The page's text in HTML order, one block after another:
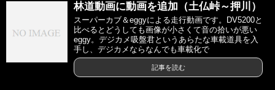
林道動画に動画を追加（土仏峠～押川）
スーパーカブ＆eggyによる走行動画です。DV5200と
比べるとどうしても画像が小さくて音の拾いが悪い
eggy。デジカメ吸盤君というあらたな車載道具を入
手し、デジカメならなんでも車載化で
記事を読む